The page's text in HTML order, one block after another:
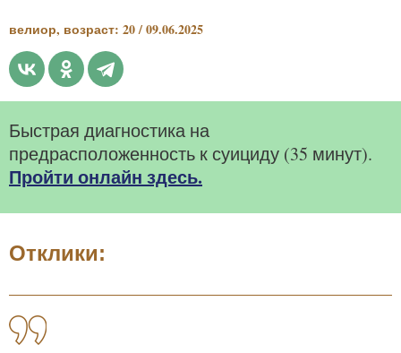
велиор, возраст: 20 / 09.06.2025
Быстрая диагностика на
предрасположенность к суициду (35 минут).
Пройти онлайн здесь.
Отклики: